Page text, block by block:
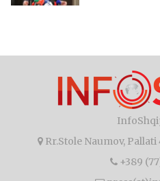
Rr.Stole Naumov,
+389